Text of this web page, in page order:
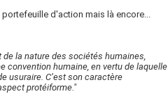
d'action mais là encore...
la nature des sociétés humaines,
convention humaine, en vertu de laquelle
usuraire. C’est son caractère
protéiforme."